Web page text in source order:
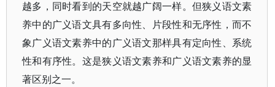
越多，同时看到的天空就越广阔一样。但狭义语文素
养中的广义语文具有多向性、片段性和无序性，而不
象广义语文素养中的广义语文那样具有定向性、系统
性和有序性。这是狭义语文素养和广义语文素养的显
著区别之一。